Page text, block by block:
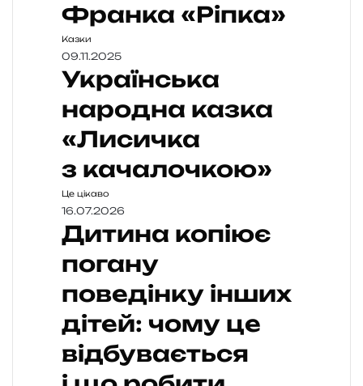
Франка «Ріпка»
Казки
09.11.2025
Українська
народна казка
«Лисичка
з качалочкою»
Це цікаво
16.07.2026
Дитина копіює
погану
поведінку інших
дітей: чому це
відбувається